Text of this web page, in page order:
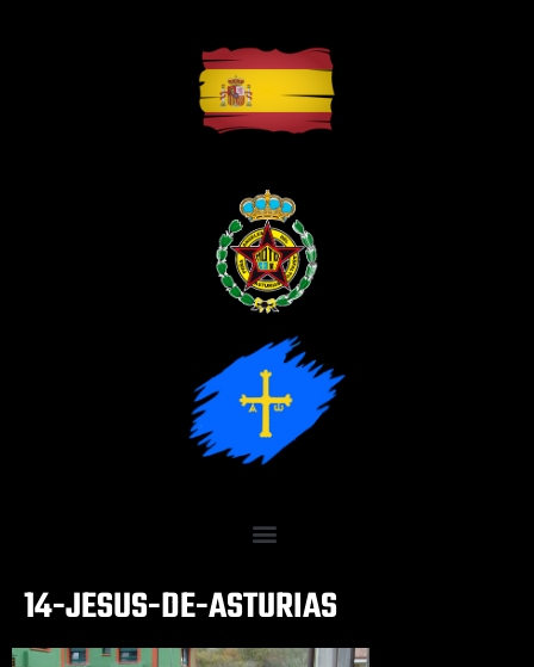
14-JESUS-DE-ASTURIAS